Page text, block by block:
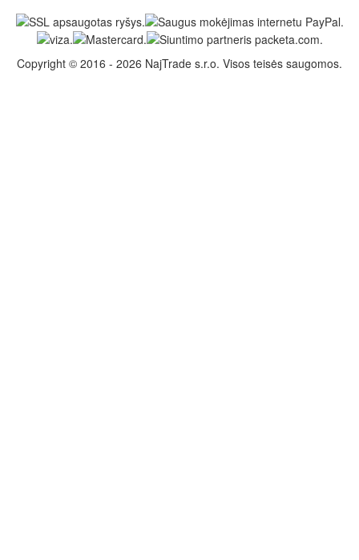
Copyright © 2016 - 2026 NajTrade s.r.o. Visos teisės saugomos.